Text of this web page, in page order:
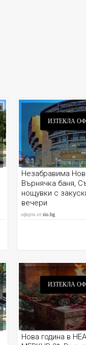
ИЗТЕКЛА
Незабравима
Върнячка баня,
нощувки с
вечери
оферта от rio.bg
ИЗТЕКЛА
Нова година в